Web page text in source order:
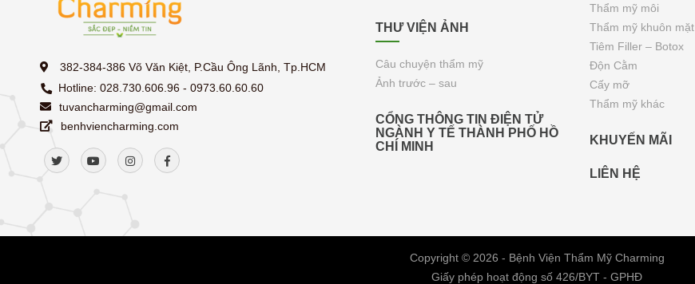
382-384-386 Võ Văn Kiệt, P.Cầu Ông Lãnh, Tp.HCM
Hotline: 028.730.606.96 - 0973.60.60.60
tuvancharming@gmail.com
benhviencharming.com
THƯ VIỆN ẢNH
Câu chuyện thẩm mỹ
Ảnh trước – sau
CỔNG THÔNG TIN ĐIỆN TỬ
NGÀNH Y TẾ THÀNH PHỐ HỒ
CHÍ MINH
Thẩm mỹ môi
Thẩm mỹ khuôn mặt
Tiêm Filler – Botox
Độn Cằm
Cấy mỡ
Thẩm mỹ khác
KHUYẾN MÃI
LIÊN HỆ
Copyright © 2026 - Bệnh Viện Thẩm Mỹ Charming
Giấy phép hoạt động số 426/BYT - GPHĐ